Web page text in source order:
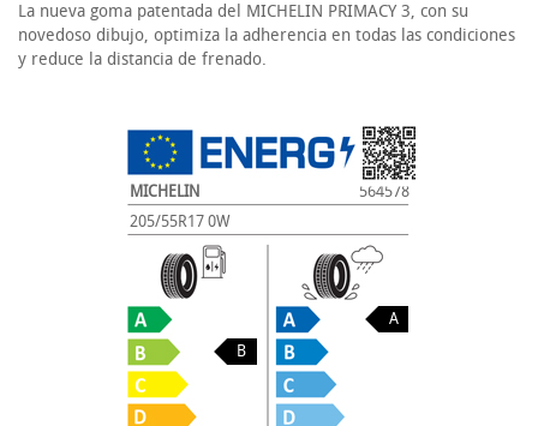
La nueva goma patentada del MICHELIN PRIMACY 3, con su
novedoso dibujo, optimiza la adherencia en todas las condiciones
y reduce la distancia de frenado.
MICHELIN
564578
205/55R17 0W
B
A